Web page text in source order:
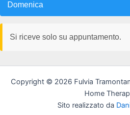
Domenica
Si riceve solo su appuntamento.
Copyright © 2026 Fulvia
Home
Sito realizzato da